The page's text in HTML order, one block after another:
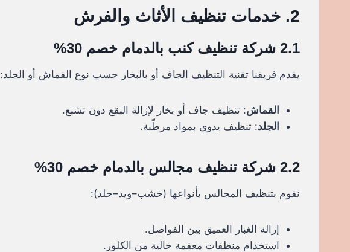
2. خدمات تنظيف الأثاث والفرش
2.1 شركة تنظيف كنب بالدمام خصم 30%
يقدم فريقنا تقنية التنظيف الجاف أو بالبخار حسب نوع القماش أو الجلد:
القماش: تنظيف جاف أو بخار لإزالة البقع دون تشبع.
الجلد: تنظيف يدوي بمواد مرطّبة.
2.2 شركة تنظيف مجالس بالدمام خصم 30%
نقوم بتنظيف المجالس بأنواعها (خشب–ويد–جلد):
إزالة الغبار العميق بين الفواصل.
استخدام منظفات معقمة خالية من الكلور.